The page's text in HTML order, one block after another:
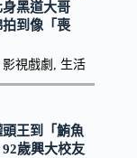
身黑道大哥
到像「喪
影視戲劇 生活
王到「鮪魚
歲興大校友